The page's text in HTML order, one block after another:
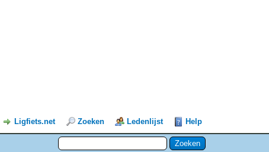
Ligfiets.net Zoeken Ledenlijst Help